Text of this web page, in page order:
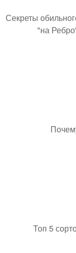
Секреты
"на
Топ 5